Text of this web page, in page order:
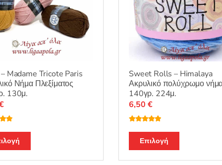
Madame Tricote Paris
Νήμα Πλεξίματος
130μ.
5
το
προϊόν
Sweet Rolls – Himalaya
Ακρυλικό πολύχρωμο
140γρ. 224μ.
θηκε με5.00
από 5
6,50 €
Επιλογή
το
προϊόν